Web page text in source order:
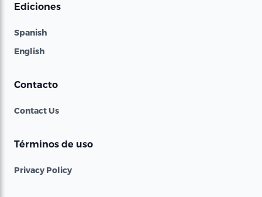
Ediciones
Spanish
English
Contacto
Contact Us
Términos de uso
Privacy Policy